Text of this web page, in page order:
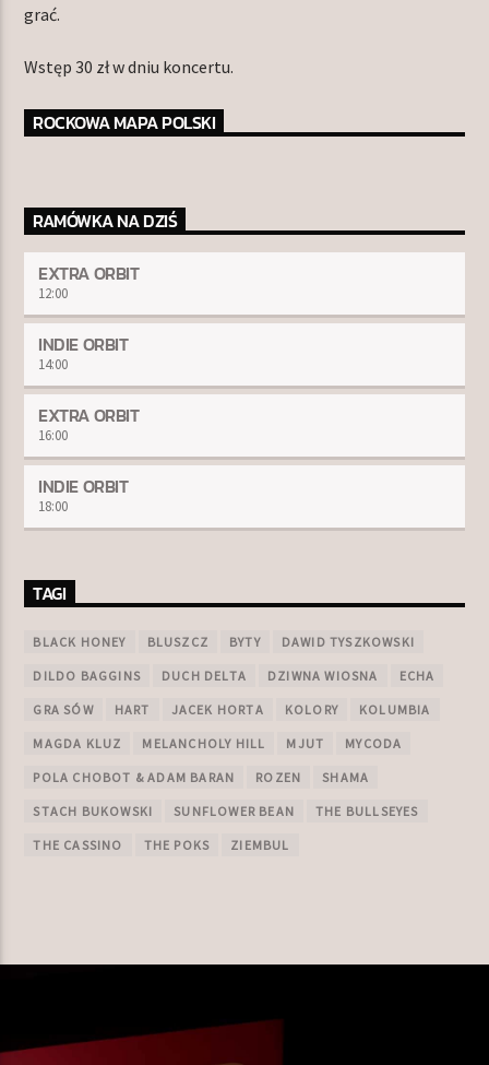
grać.
Wstęp 30 zł w dniu koncertu.
ROCKOWA MAPA POLSKI
RAMÓWKA NA DZIŚ
EXTRA ORBIT
12:00
INDIE ORBIT
14:00
EXTRA ORBIT
16:00
INDIE ORBIT
18:00
TAGI
BLACK HONEY BLUSZCZ BYTY DAWID TYSZKOWSKI
DILDO BAGGINS DUCH DELTA DZIWNA WIOSNA ECHA
GRA SÓW HART JACEK HORTA KOLORY KOLUMBIA
MAGDA KLUZ MELANCHOLY HILL MJUT MYCODA
POLA CHOBOT & ADAM BARAN ROZEN SHAMA
STACH BUKOWSKI SUNFLOWER BEAN THE BULLSEYES
THE CASSINO THE POKS ZIEMBUL